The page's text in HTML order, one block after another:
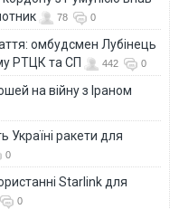
78 0
омбудсмен Лубінець
РТЦК та СП
442 0
на війну з Іраном
ракети для
0
Starlink для
0